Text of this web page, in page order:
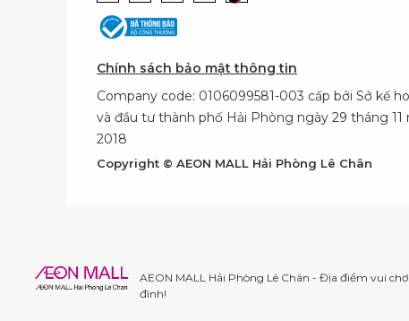
Chính sách bảo mật thông tin
Company code: 0106099581-003 cấp bởi Sở kế
và đầu tư thành phố Hải Phòng ngày 29 tháng 11
2018
Copyright © AEON MALL Hải Phòng Lê Chân
AEON MALL Hải Phòng Lê Chân - Địa điểm vui
đình!